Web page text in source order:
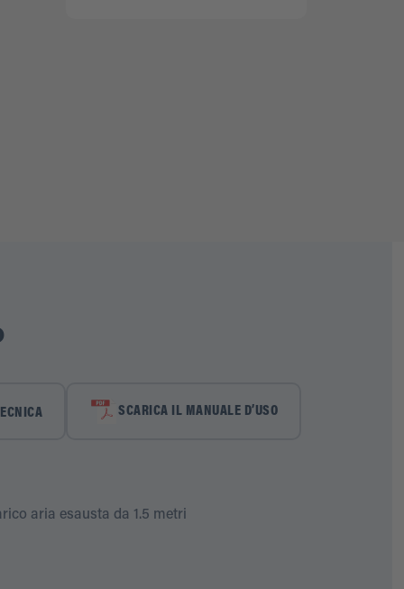
SCARICA IL MANUALE D’USO
aria esausta da 1.5 metri